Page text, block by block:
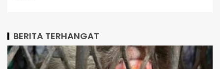
BERITA TERHANGAT